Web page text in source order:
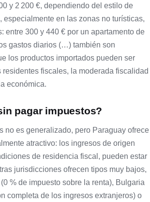
y 2 200 €, dependiendo del estilo de
especialmente en las zonas no turísticas,
entre 300 y 440 € por un apartamento de
gastos diarios (…) también son
los productos importados pueden ser
residentes fiscales, la moderada fiscalidad
económica.
pagar impuestos?
no es generalizado, pero Paraguay ofrece
atractivo: los ingresos de origen
de residencia fiscal, pueden estar
jurisdicciones ofrecen tipos muy bajos,
% de impuesto sobre la renta), Bulgaria
completa de los ingresos extranjeros) o